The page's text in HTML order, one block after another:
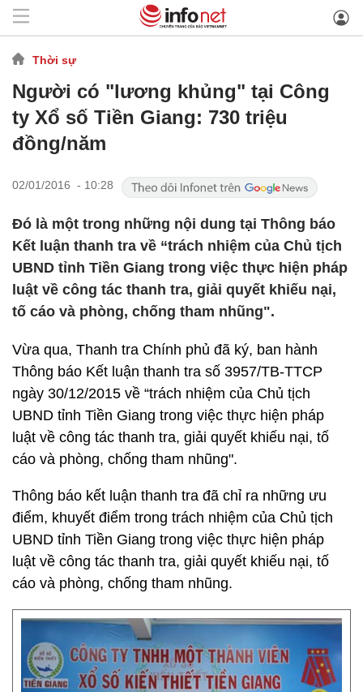
Thời sự
Người có "lương khủng" tại Công
ty Xổ số Tiền Giang: 730 triệu
đồng/năm
02/01/2016 - 10:28
Đó là một trong những nội dung tại Thông báo
Kết luận thanh tra về “trách nhiệm của Chủ tịch
UBND tỉnh Tiền Giang trong việc thực hiện pháp
luật về công tác thanh tra, giải quyết khiếu nại,
tố cáo và phòng, chống tham nhũng".
Vừa qua, Thanh tra Chính phủ đã ký, ban hành
Thông báo Kết luận thanh tra số 3957/TB-TTCP
ngày 30/12/2015 về “trách nhiệm của Chủ tịch
UBND tỉnh Tiền Giang trong việc thực hiện pháp
luật về công tác thanh tra, giải quyết khiếu nại, tố
cáo và phòng, chống tham nhũng".
Thông báo kết luận thanh tra đã chỉ ra những ưu
điểm, khuyết điểm trong trách nhiệm của Chủ tịch
UBND tỉnh Tiền Giang trong việc thực hiện pháp
luật về công tác thanh tra, giải quyết khiếu nại, tố
cáo và phòng, chống tham nhũng.